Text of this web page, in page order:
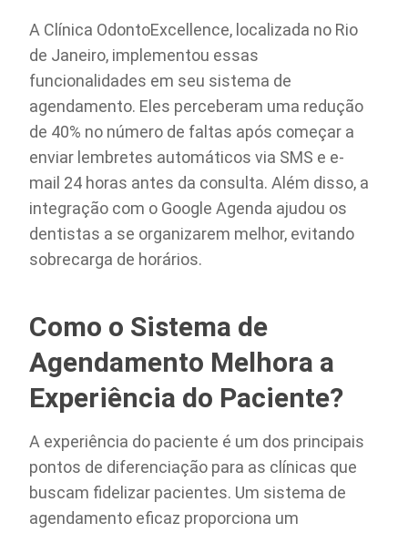
A Clínica OdontoExcellence, localizada no Rio
de Janeiro, implementou essas
funcionalidades em seu sistema de
agendamento. Eles perceberam uma redução
de 40% no número de faltas após começar a
enviar lembretes automáticos via SMS e e-
mail 24 horas antes da consulta. Além disso, a
integração com o Google Agenda ajudou os
dentistas a se organizarem melhor, evitando
sobrecarga de horários.
Como o Sistema de
Agendamento Melhora a
Experiência do Paciente?
A experiência do paciente é um dos principais
pontos de diferenciação para as clínicas que
buscam fidelizar pacientes. Um sistema de
agendamento eficaz proporciona um